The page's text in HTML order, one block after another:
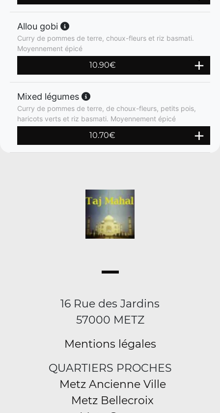
Allou gobi
Curry de pommes de terre, choux-fleurs et riz basmati.
Moyennement épicé
10.90€
Mixed légumes
Curry de pommes de terre, de choux-fleurs, petits pois,
haricots verts et riz basmati. Moyennement épicé
10.70€
16 Rue des Jardins
57000 METZ
Mentions légales
QUARTIERS PROCHES
Metz Ancienne Ville
Metz Bellecroix